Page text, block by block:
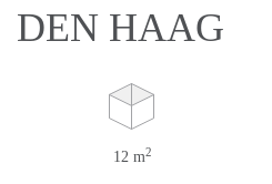
DEN HAAG
12 m2